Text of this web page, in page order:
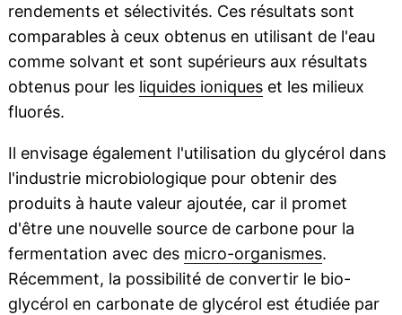
rendements et sélectivités. Ces résultats sont
comparables à ceux obtenus en utilisant de l'eau
comme solvant et sont supérieurs aux résultats
obtenus pour les liquides ioniqueset les milieux
fluorés.
Il envisage également l'utilisation du glycérol dans
l'industrie microbiologique pour obtenir des
produits à haute valeur ajoutée, car il promet
d'être une nouvelle source de carbone pour la
fermentation avec des micro-organismes.
Récemment, la possibilité de convertir le bio-
glycérol en carbonate de glycérol est étudiée par